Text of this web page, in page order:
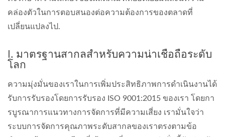
คล่องตัวในการตอบสนองต่อความต้องการของตลาดที่
เปลี่ยนแปลงไป.
I. มาตรฐานสากลสำหรับความน่าเชื่อถือระดับ
โลก
ความมุ่งมั่นของเราในการเพิ่มประสิทธิภาพการดำเนินงานได้
รับการรับรองโดยการรับรอง ISO 9001:2015 ของเรา โดยกา
รบูรณาการแนวทางการจัดการที่มีความเสี่ยง เรามั่นใจว่า
ระบบการจัดการคุณภาพระดับสากลของเราตรงตามข้อ